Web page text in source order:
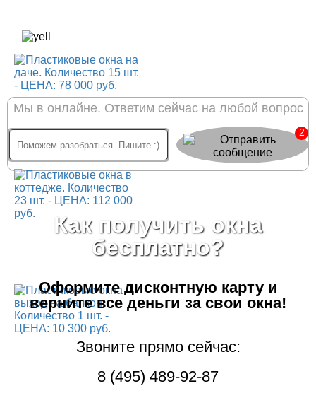
Мы в онлайне. Ответим сейчас на любой вопрос
2
Как получить окна
бесплатно?
Оформите дисконтную картуи
верните все деньги за свои окна!
Звоните прямо сейчас:
8 (495) 489-92-87